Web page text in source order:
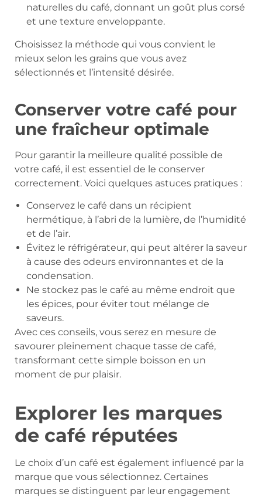
naturelles du café, donnant un goût plus corsé
et une texture enveloppante.
Choisissez la méthode qui vous convient le
mieux selon les grains que vous avez
sélectionnés et l’intensité désirée.
Conserver votre café pour
une fraîcheur optimale
Pour garantir la meilleure qualité possible de
votre café, il est essentiel de le conserver
correctement. Voici quelques astuces pratiques :
Conservez le café dans un récipient
hermétique, à l’abri de la lumière, de l’humidité
et de l’air.
Évitez le réfrigérateur, qui peut altérer la saveur
à cause des odeurs environnantes et de la
condensation.
Ne stockez pas le café au même endroit que
les épices, pour éviter tout mélange de
saveurs.
Avec ces conseils, vous serez en mesure de
savourer pleinement chaque tasse de café,
transformant cette simple boisson en un
moment de pur plaisir.
Explorer les marques
de café réputées
Le choix d’un café est également influencé par la
marque que vous sélectionnez. Certaines
marques se distinguent par leur engagement